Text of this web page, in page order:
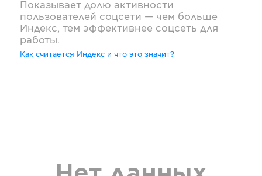
Показывает долю активности
пользователей соцсети — чем больше
Индекс, тем эффективнее соцсеть для
работы.
Как считается Индекс и что это значит?